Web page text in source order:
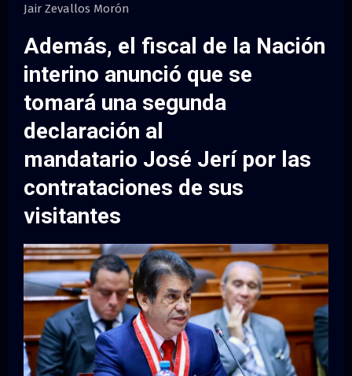
U
Jair Zevallos Morón
Además, el fiscal de la Nación
interino anunció que se
tomará una segunda
declaración al
mandatario José Jerí por las
contrataciones de sus
visitantes